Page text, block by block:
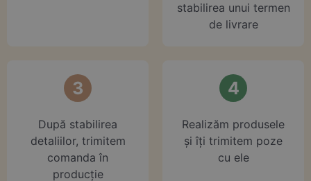
stabilirea unui termen
de livrare
3
După stabilirea
detaliilor, trimitem
comanda în
producție
4
Realizăm produsele
și îți trimitem poze
cu ele